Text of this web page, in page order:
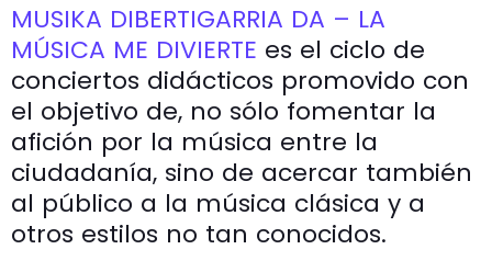
MUSIKA DIBERTIGARRIA DA – LA
MÚSICA ME DIVIERTE es el ciclo de
conciertos didácticos promovido con
el objetivo de, no sólo fomentar la
afición por la música entre la
ciudadanía, sino de acercar también
al público a la música clásica y a
otros estilos no tan conocidos.